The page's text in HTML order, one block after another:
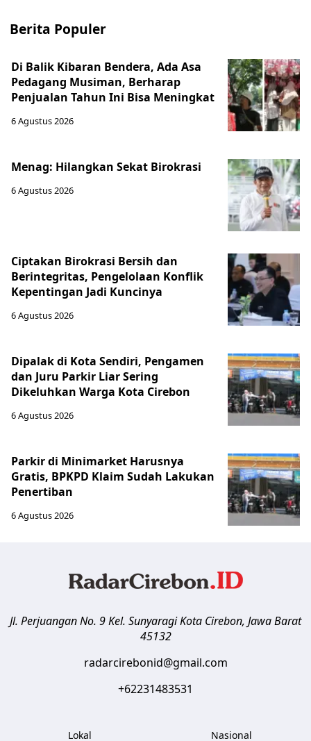
Berita Populer
Di Balik Kibaran Bendera, Ada Asa
Pedagang Musiman, Berharap
Penjualan Tahun Ini Bisa Meningkat
6 Agustus 2026
Menag: Hilangkan Sekat Birokrasi
6 Agustus 2026
Ciptakan Birokrasi Bersih dan
Berintegritas, Pengelolaan Konflik
Kepentingan Jadi Kuncinya
6 Agustus 2026
Dipalak di Kota Sendiri, Pengamen
dan Juru Parkir Liar Sering
Dikeluhkan Warga Kota Cirebon
6 Agustus 2026
Parkir di Minimarket Harusnya
Gratis, BPKPD Klaim Sudah Lakukan
Penertiban
6 Agustus 2026
Jl. Perjuangan No. 9 Kel. SunyaragiKota Cirebon, Jawa Barat
45132
radarcirebonid@gmail.com
+62231483531
Lokal Nasional